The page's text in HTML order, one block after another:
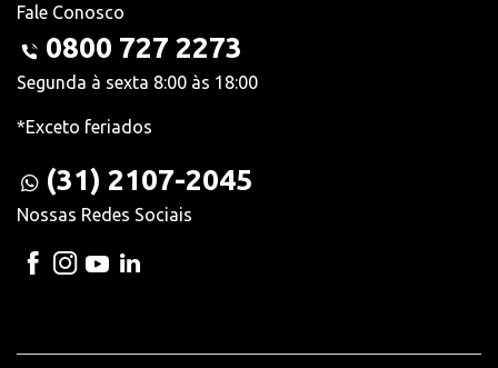
Fale Conosco
0800 727 2273
Segunda à sexta 8:00 às 18:00
*Exceto feriados
(31) 2107-2045
Nossas Redes Sociais